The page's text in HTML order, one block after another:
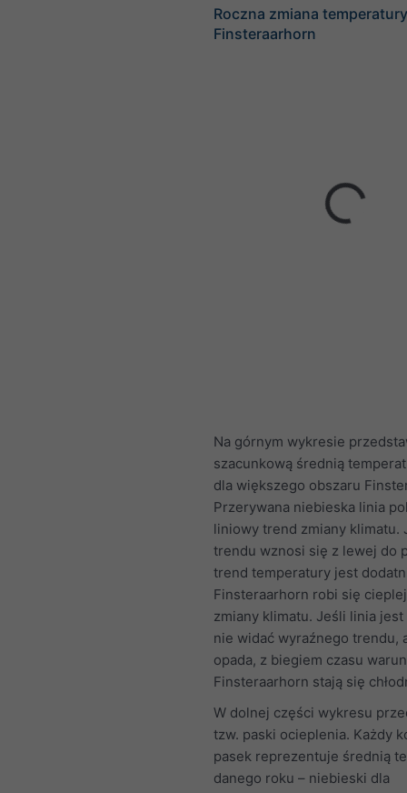
Roczna zmiana temperatury
Finsteraarhorn
Na górnym wykresie
szacunkową średnią
dla większego obszaru
Przerywana niebieska linia
liniowy trend zmiany klimatu.
trendu wznosi się z lewej do
trend temperatury jest
Finsteraarhorn robi się
zmiany klimatu. Jeśli linia jest
nie widać wyraźnego trendu,
opada, z biegiem czasu
Finsteraarhorn stają się
W dolnej części wykresu
tzw. paski ocieplenia. Każdy
pasek reprezentuje średnią
danego roku – niebieski dla